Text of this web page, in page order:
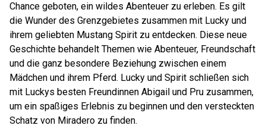
Chance geboten, ein wildes Abenteuer zu erleben. Es gilt
die Wunder des Grenzgebietes zusammen mit Lucky und
ihrem geliebten Mustang Spirit zu entdecken. Diese neue
Geschichte behandelt Themen wie Abenteuer, Freundschaft
und die ganz besondere Beziehung zwischen einem
Mädchen und ihrem Pferd. Lucky und Spirit schließen sich
mit Luckys besten Freundinnen Abigail und Pru zusammen,
um ein spaßiges Erlebnis zu beginnen und den versteckten
Schatz von Miradero zu finden.